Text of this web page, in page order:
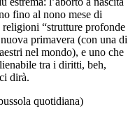
fino al nono mese di
“strutture profonde
primavera (con una di
nel mondo), e uno che
tra i diritti, beh,
dirà.
quotidiana)